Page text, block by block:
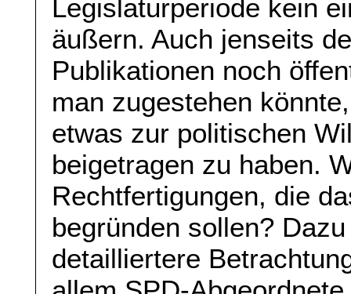
Legislaturperiode kein
äußern. Auch jenseits
Publikationen noch
man zugestehen
etwas zur politischen
beigetragen zu haben.
Rechtfertigungen, die
begründen sollen?
detailliertere